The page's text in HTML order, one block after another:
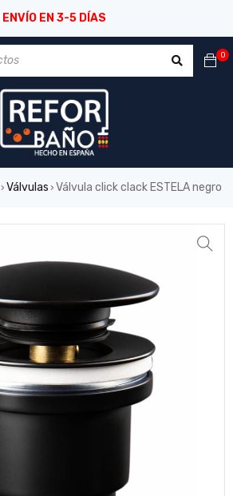
ENVÍO EN 3-5 DÍAS
0
› Válvulas › Válvula click clack ESTELA negro